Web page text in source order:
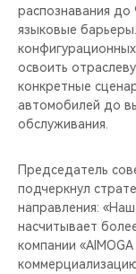
распознавания
языковые
освоить
конкретные
автомобилей до
обслуживания.
Председатель
подчеркнул
направления:
насчитывает
компании